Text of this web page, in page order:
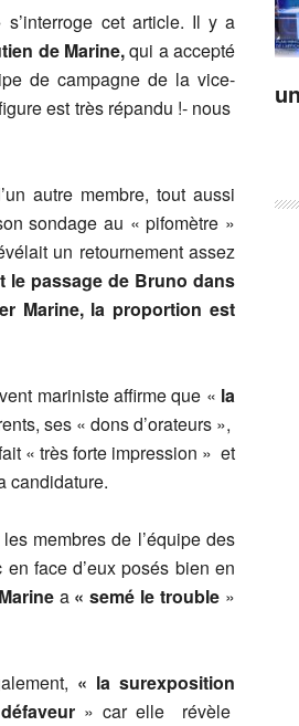
cet article. Il y a
de Marine,qui a accepté
de campagne de la vice-
est très répandu !- nous
autre membre, tout aussi
sondage au « pifomètre »
un retournement assez
le passage de Bruno dans
Marine, la proportion est
mariniste affirme que « la
ses « dons d’orateurs »,
« très forte impression » et
candidature.
membres de l’équipe des
face d’eux posés bien en
a « semé le trouble »
« la surexposition
» car elle révèle